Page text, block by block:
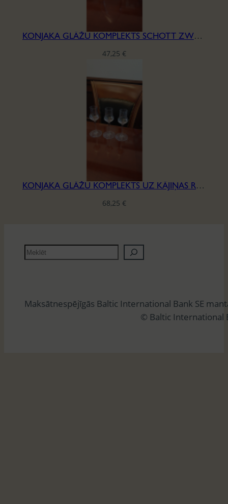
KONJAKA GLĀŽU KOMPLEKTS SCHOTT ZWEISEL
47,25 €
KONJAKA GLĀŽU KOMPLEKTS UZ KĀJIŅAS RIEDEL, H-16,5MM
68,25 €
M
e
ē
Maksātnespējīgās Baltic International Bank SE
© Baltic International